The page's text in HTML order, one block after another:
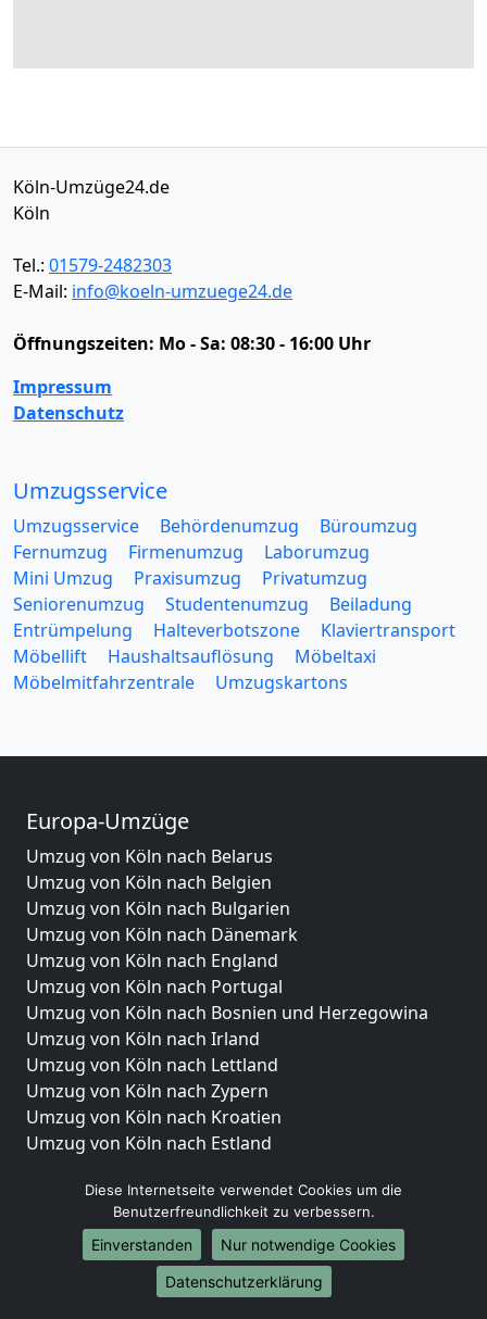
Köln-Umzüge24.de
Köln
Tel.: 01579-2482303
E-Mail: info@koeln-umzuege24.de
Öffnungszeiten: Mo - Sa: 08:30 - 16:00 Uhr
Impressum
Datenschutz
Umzugsservice
Umzugsservice Behördenumzug
Büroumzug
Fernumzug
Firmenumzug
Laborumzug
Mini Umzug
Praxisumzug
Privatumzug
Seniorenumzug
Studentenumzug
Beiladung
Entrümpelung
Halteverbotszone
Klaviertransport
Möbellift
Haushaltsauflösung
Möbeltaxi
Möbelmitfahrzentrale
Umzugskartons
Europa-Umzüge
Umzug von Köln nach Belarus
Umzug von Köln nach Belgien
Umzug von Köln nach Bulgarien
Umzug von Köln nach Dänemark
Umzug von Köln nach England
Umzug von Köln nach Portugal
Umzug von Köln nach Bosnien und Herzegowina
Umzug von Köln nach Irland
Umzug von Köln nach Lettland
Umzug von Köln nach Zypern
Umzug von Köln nach Kroatien
Umzug von Köln nach Estland
Umzug von Köln nach Frankreich
Umzug von Köln nach Griechenland
Umzug von Köln nach Italien
Umzug von Köln nach Liechtenstein
Umzug von Köln nach Luxemburg
Diese Internetseite verwendet Cookies um die
Benutzerfreundlichkeit zu verbessern.
Einverstanden
Nur notwendige Cookies
Datenschutzerklärung